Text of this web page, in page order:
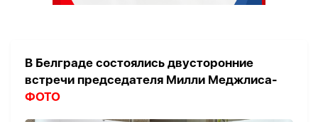
В Белграде состоялись двусторонние
встречи председателя Милли Меджлиса-
ФОТО